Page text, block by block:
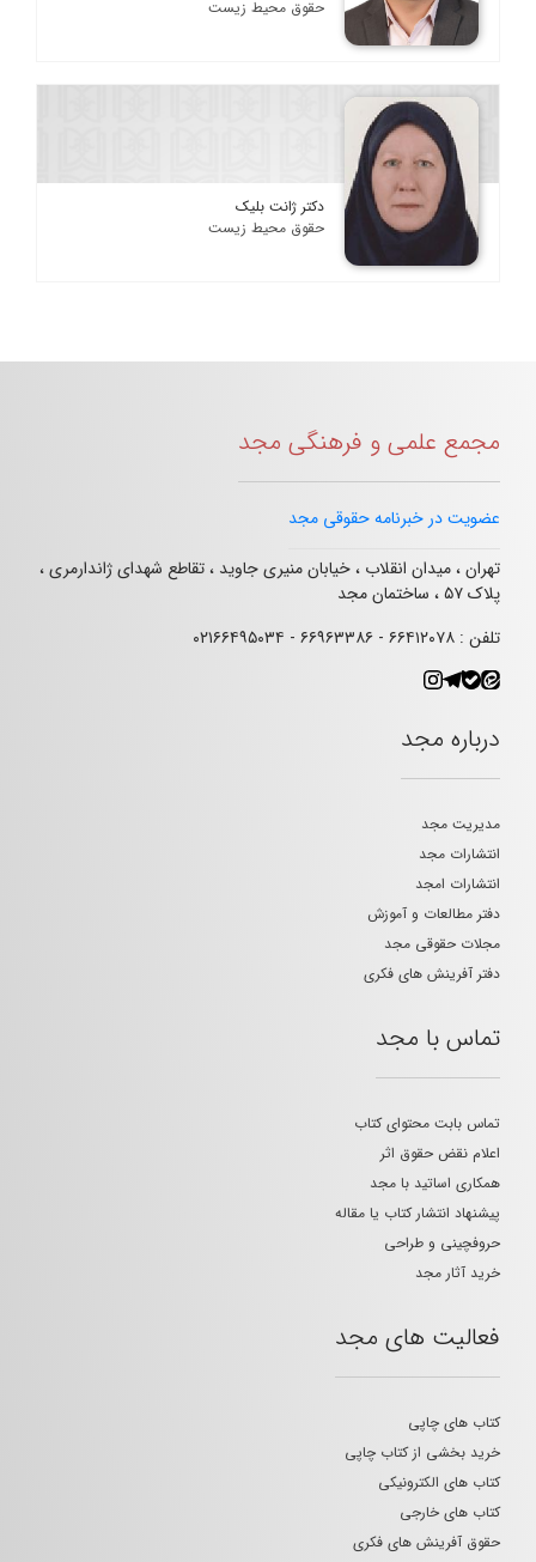
حقوق محیط زیست
دکتر ژانت بلیک
حقوق محیط زیست
مجمع علمی و فرهنگی مجد
عضویت در خبرنامه حقوقی مجد
تهران ، میدان انقلاب ، خیابان منیری جاوید ، تقاطع شهدای ژاندارمری ،
پلاک ۵۷ ، ساختمان مجد
تلفن : ۶۶۴۱۲۰۷۸ - ۶۶۹۶۳۳۸۶ - ۰۲۱۶۶۴۹۵۰۳۴
درباره مجد
مدیریت مجد
انتشارات مجد
انتشارات امجد
دفتر مطالعات و آموزش
مجلات حقوقی مجد
دفتر آفرینش های فکری
تماس با مجد
تماس بابت محتوای کتاب
اعلام نقض حقوق اثر
همکاری اساتید با مجد
پیشنهاد انتشار کتاب یا مقاله
حروفچینی و طراحی
خرید آثار مجد
فعالیت های مجد
کتاب های چاپی
خرید بخشی از کتاب چاپی
کتاب های الکترونیکی
کتاب های خارجی
حقوق آفرینش های فکری